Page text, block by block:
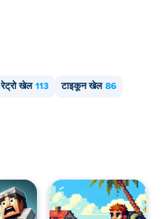
रेट्रो खेल 113 टाइकून खेल 86